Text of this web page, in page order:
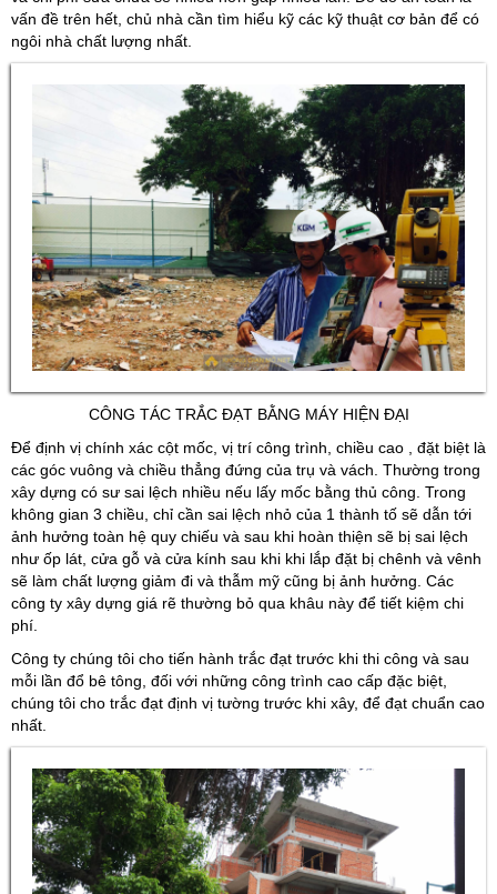
vấn đề trên hết, chủ nhà cần tìm hiểu kỹ các kỹ thuật cơ bản để có
ngôi nhà chất lượng nhất.
CÔNG TÁC TRẮC ĐẠT BẰNG MÁY HIỆN ĐẠI
Để định vị chính xác cột mốc, vị trí công trình, chiều cao , đặt biệt là
các góc vuông và chiều thẳng đứng của trụ và vách. Thường trong
xây dựng có sư sai lệch nhiều nếu lấy mốc bằng thủ công. Trong
không gian 3 chiều, chỉ cần sai lệch nhỏ của 1 thành tố sẽ dẫn tới
ảnh hưởng toàn hệ quy chiếu và sau khi hoàn thiện sẽ bị sai lệch
như ốp lát, cửa gỗ và cửa kính sau khi khi lắp đặt bị chênh và vênh
sẽ làm chất lượng giảm đi và thẫm mỹ cũng bị ảnh hưởng. Các
công ty xây dựng giá rẽ thường bỏ qua khâu này để tiết kiệm chi
phí.
Công ty chúng tôi cho tiến hành trắc đạt trước khi thi công và sau
mỗi lần đổ bê tông, đối với những công trình cao cấp đặc biệt,
chúng tôi cho trắc đạt định vị tường trước khi xây, để đạt chuẩn cao
nhất.